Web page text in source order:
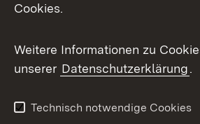
Messenger
Social Wall
X / Twitter
Youtube
Cookies.
Weitere Informationen zu
unserer Datenschutzerklärung.
Technisch notwendige Cookies